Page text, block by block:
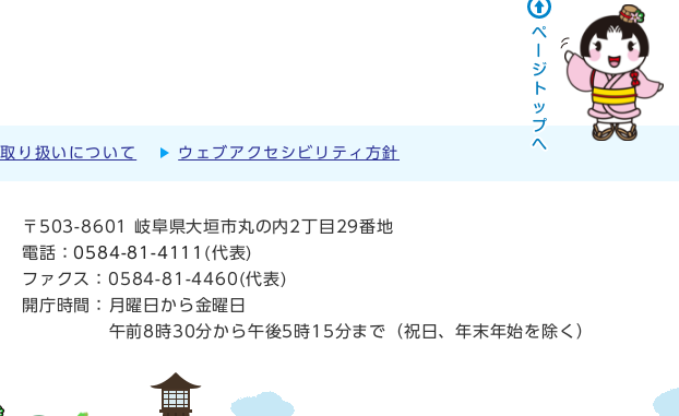
り扱いについて ウェブアクセシビリティ方針
〒503-8601 岐阜県大垣市丸の内2丁目29番地
電話：0584-81-4111 (代表)
ファクス：0584-81-4460(代表)
開庁時間：
月曜日から金曜日
午前8時30分から午後5時15分まで（祝日、年末年始を除く）